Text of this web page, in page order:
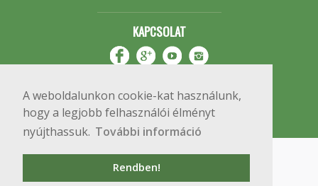
A weboldalunkon cookie-kat használunk,
hogy a legjobb felhasználói élményt
nyújthassuk. További információ
Rendben!
KAPCSOLAT
Copyright © 2020 BME Építőmérnöki Kar
1111 Budapest, Műegyetem rkp. 3.